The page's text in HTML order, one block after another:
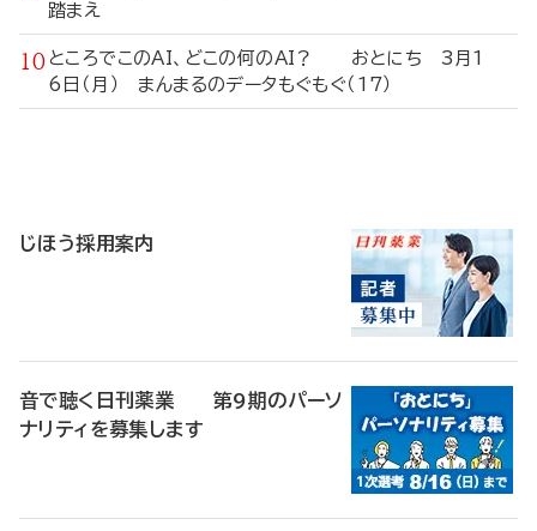
踏まえ
ところでこのAI、どこの何のAI？ おとにち 3月1
6日（月） まんまるのデータもぐもぐ（17）
じほう採用案内
音で聴く日刊薬業 第9期のパーソ
ナリティを募集します